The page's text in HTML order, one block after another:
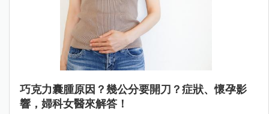
巧克力囊腫原因？幾公分要開刀？症狀、懷孕影
響，婦科女醫來解答！